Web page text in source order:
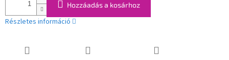
Hozzáadás a kosárhoz
Részletes információ